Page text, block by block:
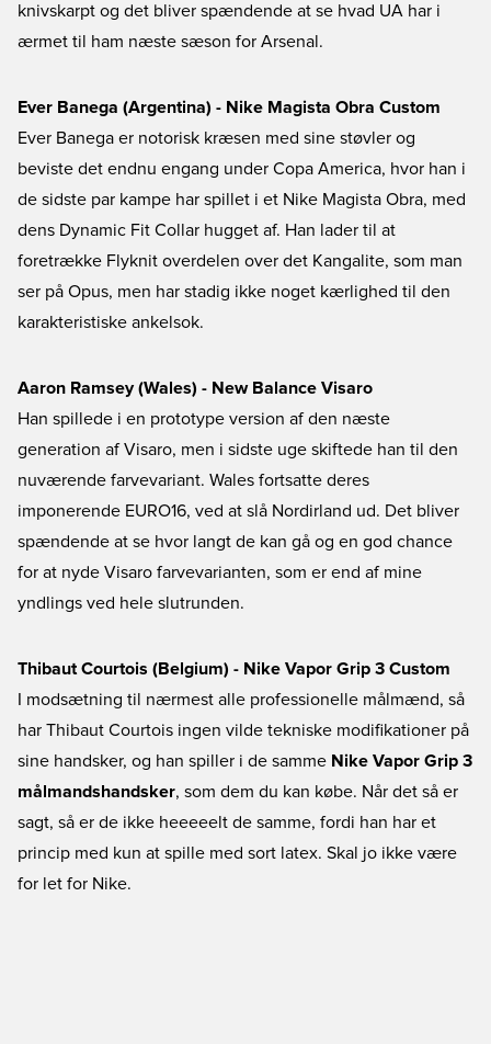
knivskarpt og det bliver spændende at se hvad UA har i
ærmet til ham næste sæson for Arsenal.
Ever Banega (Argentina) - Nike Magista Obra Custom
Ever Banega er notorisk kræsen med sine støvler og
beviste det endnu engang under Copa America, hvor han i
de sidste par kampe har spillet i et Nike Magista Obra, med
dens Dynamic Fit Collar hugget af. Han lader til at
foretrække Flyknit overdelen over det Kangalite, som man
ser på Opus, men har stadig ikke noget kærlighed til den
karakteristiske ankelsok.
Aaron Ramsey (Wales) - New Balance Visaro
Han spillede i en prototype version af den næste
generation af Visaro, men i sidste uge skiftede han til den
nuværende farvevariant. Wales fortsatte deres
imponerende EURO16, ved at slå Nordirland ud. Det bliver
spændende at se hvor langt de kan gå og en god chance
for at nyde Visaro farvevarianten, som er end af mine
yndlings ved hele slutrunden.
Thibaut Courtois (Belgium) - Nike Vapor Grip 3 Custom
I modsætning til nærmest alle professionelle målmænd, så
har Thibaut Courtois ingen vilde tekniske modifikationer på
sine handsker, og han spiller i de samme Nike Vapor Grip 3
målmandshandsker, som dem du kan købe. Når det så er
sagt, så er de ikke heeeeelt de samme, fordi han har et
princip med kun at spille med sort latex. Skal jo ikke være
for let for Nike.